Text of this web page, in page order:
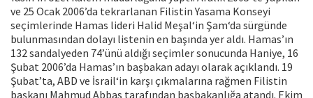
ve 25 Ocak 2006’da tekrarlanan Filistin Yasama Konseyi
seçimlerinde Hamas lideri Halid Meşal‘in Şam‘da sürgünde
bulunmasından dolayı listenin en başında yer aldı. Hamas’ın
132 sandalyeden 74’ünü aldığı seçimler sonucunda Haniye, 16
Şubat 2006’da Hamas’ın başbakan adayı olarak açıklandı. 19
Şubat’ta, ABD ve İsrail‘in karşı çıkmalarına rağmen Filistin
başkanı Mahmud Abbas tarafından başbakanlığa atandı. Ekim